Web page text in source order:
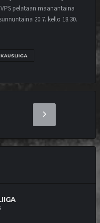
pelataan maanantaina
20.7. kello 18.30.